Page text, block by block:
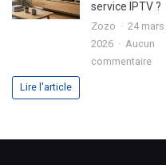
service IPTV ?
Zozo
24 mars
2026
Aucun
commentairesur
Lire l'article